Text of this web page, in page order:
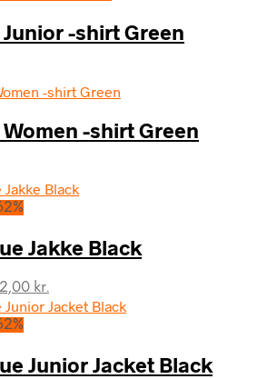
kr..
er:
268,00 kr..
Junior -shirt Green
Women -shirt Green
Jakke Black
kr..
kr.
aktuelle
152,00 kr..
Junior Jacket Black